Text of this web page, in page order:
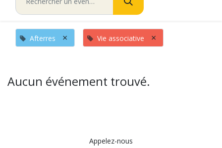
Afterres × Vie associative ×
Aucun événement trouvé.
Appelez-nous